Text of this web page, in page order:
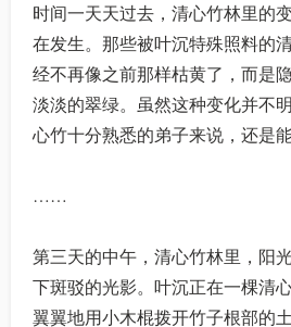
时间一天天过去，清心竹林里的
在发生。那些被叶沉特殊照料的
经不再像之前那样枯黄了，而是
淡淡的翠绿。虽然这种变化并不
心竹十分熟悉的弟子来说，还是
……
第三天的中午，清心竹林里，阳
下斑驳的光影。叶沉正在一棵清
翼翼地用小木棍拨开竹子根部的